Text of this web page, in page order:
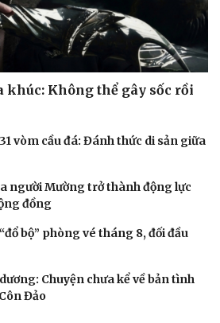
khúc: Không thể gây sốc rồi
vòm cầu đá: Đánh thức di sản giữa
người Mường trở thành động lực
đồng
bộ” phòng vé tháng 8, đối đầu
Chuyện chưa kể về bản tình
Đảo